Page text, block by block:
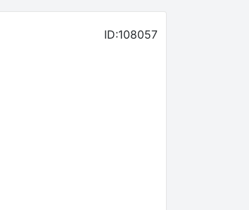
ID:108057